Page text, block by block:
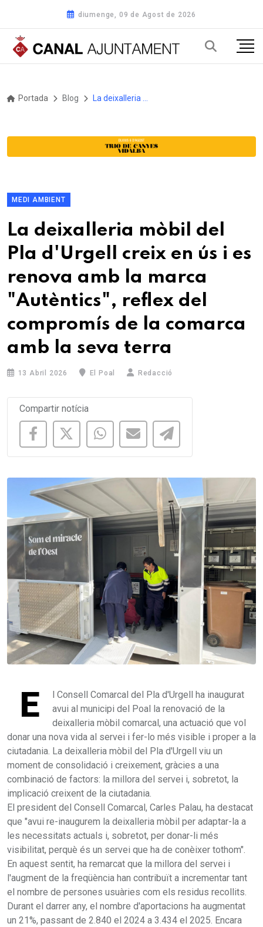
diumenge, 09 de Agost de 2026
Portada Blog
MEDI AMBIENT
La deixalleria mòbil del
Pla d'Urgell creix en ús i es
renova amb la marca
"Autèntics", reflex del
compromís de la comarca
amb la seva terra
13 Abril 2026 El Poal Redacció
Compartir notícia
E
l Consell Comarcal del Pla d'Urgell ha inaugurat
avui al municipi del Poal la renovació de la
deixalleria mòbil comarcal, una actuació que vol
donar una nova vida al servei i fer-lo més visible i proper a la
ciutadania. La deixalleria mòbil del Pla d'Urgell viu un
moment de consolidació i creixement, gràcies a una
combinació de factors: la millora del servei i, sobretot, la
implicació creixent de la ciutadania.
El president del Consell Comarcal, Carles Palau, ha destacat
que "avui re-inaugurem la deixalleria mòbil per adaptar-la a
les necessitats actuals i, sobretot, per donar-li més
visibilitat, perquè és un servei que ha de conèixer tothom".
En aquest sentit, ha remarcat que la millora del servei i
l'augment de la freqüència han contribuït a incrementar tant
el nombre de persones usuàries com els residus recollits.
Durant el darrer any, el nombre d'aportacions ha augmentat
un 21%, passant de 2.840 el 2024 a 3.434 el 2025. Encara